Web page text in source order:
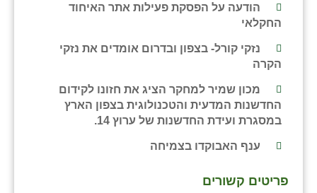
הודעה על הפסקת פעילות אתר האיחוד
החקלאי
נזקי קורל- בצפון ובדרום אומדים את נזקי
הקרה
מכון שמיר למחקר הציג את חזונו לקידום
החדשנות המדעית והטכנולוגית בצפון הארץ
במסגרת ועידת החדשנות של ערוץ 14.
ענף האבוקדו בצמיחה
פריטים קשורים